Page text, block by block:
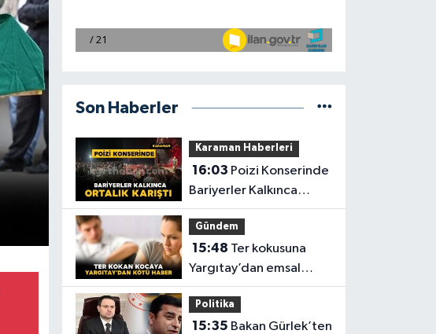
Son Haberler
Karaman Haberleri
16:03
Bariyerler Kalkınca
Ortalık Karıştı
Gündem
15:48
Yargıtay’dan emsal
nitelikte Karar
Politika
15:35